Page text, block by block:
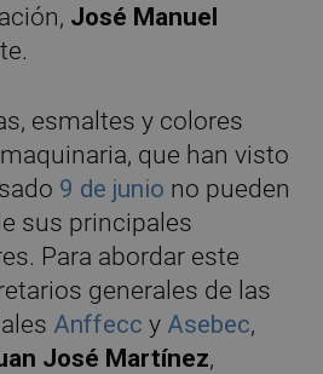
José Manuel
esmaltes y colores
que han visto
9 de junio no pueden
sus principales
Para abordar este
generales de las
Anffecc y Asebec,
José Martínez,